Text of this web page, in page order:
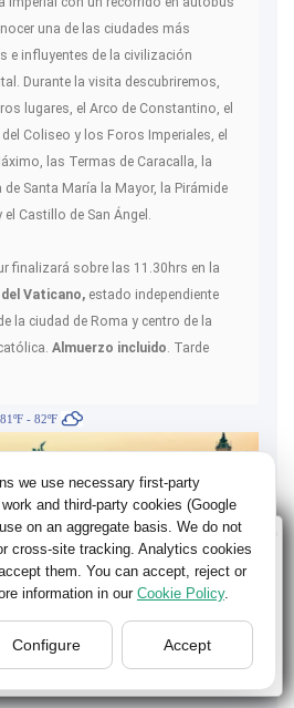
una de las ciudades más
e influyentes de la civilización
Durante la visita descubriremos,
lugares, el Arco de Constantino, el
del Coliseo y los Foros Imperiales, el
las Termas de Caracalla, la
de Santa María la Mayor, la Pirámide
el Castillo de San Ángel.
finalizará sobre las 11.30hrs en la
del Vaticano, estado independiente
la ciudad de Roma y centro de la
Almuerzo incluido . Tarde
81ºF - 82ºF
Vacations, your in the
site of:
Vacaciones, está usted en el
internacional de:
change/cambiar
we use necessary first-party
and third-party cookies (Google
on an aggregate basis. We do not
cross-site tracking. Analytics cookies
them. You can accept, reject or
information in our Cookie Policy.
Configure Accept